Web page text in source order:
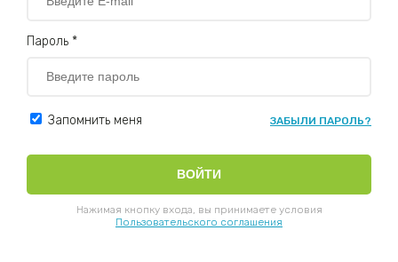
Пароль *
Запомнить меня ЗАБЫЛИ ПАРОЛЬ?
Нажимая кнопку входа, вы принимаете условия
Пользовательского соглашения